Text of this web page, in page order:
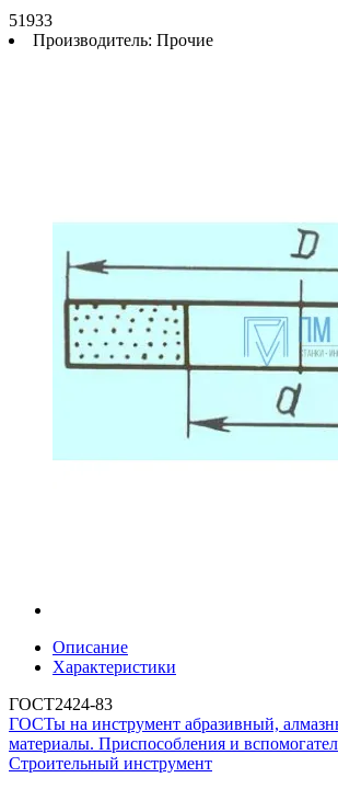
51933
Производитель: Прочие
Описание
Характеристики
ГОСТ2424-83
ГОСТы на инструмент абразивный,
материалы. Приспособления и
Строительный инструмент